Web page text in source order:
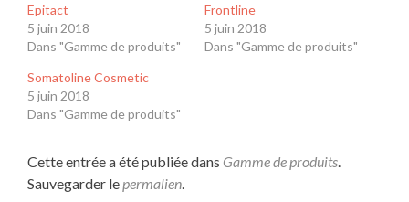
Epitact
5 juin 2018
Dans "Gamme de produits"
Frontline
5 juin 2018
Dans "Gamme de produits"
Somatoline Cosmetic
5 juin 2018
Dans "Gamme de produits"
Cette entrée a été publiée dans Gamme de produits.
Sauvegarder lepermalien.